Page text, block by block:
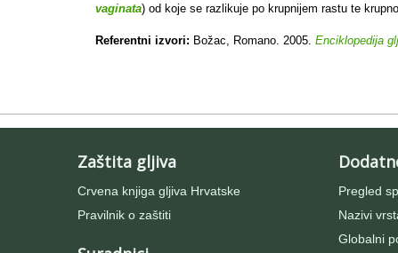
vaginata) od koje se razlikuje po krupnijem rastu te
Referentni izvori: Božac, Romano. 2005. Enciklopedija
Zaštita gljiva
Crvena knjiga gljiva Hrvatske
Pravilnik o zaštiti
Pregled
Nazivi
Globalni